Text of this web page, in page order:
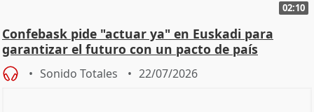
02:10
Confebask pide "actuar ya" en Euskadi para
garantizar el futuro con un pacto de país
Sonido Totales 22/07/2026